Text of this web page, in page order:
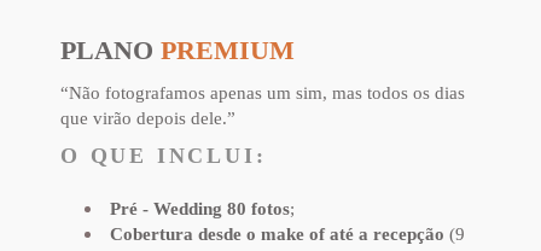
PLANO PREMIUM
“Não fotografamos apenas um sim, mas todos os dias
que virão depois dele.”
O QUE INCLUI:
Pré - Wedding 80 fotos;
Cobertura desde o make of até a recepção(9